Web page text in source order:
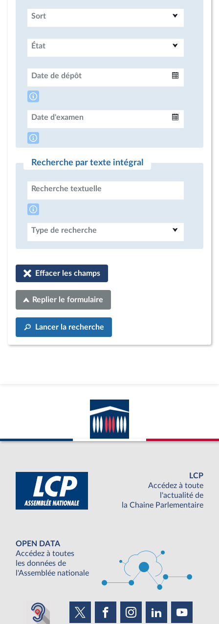
Sort
État
Date de dépôt
Date d'examen
Recherche par texte intégral
Recherche textuelle
Type de recherche
Effacer les champs
Replier le formulaire
Lancer la recherche
LCP
Accédez à toute
l'actualité de
la Chaine Parlementaire
OPEN DATA
Accédez à toutes
les données de
l'Assemblée nationale